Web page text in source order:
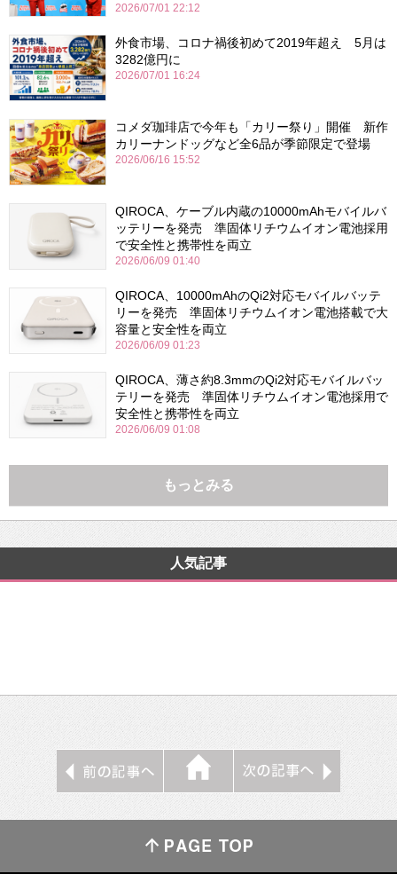
2026/07/01 22:12
外食市場、コロナ禍後初めて2019年超え 5月は
3282億円に
2026/07/01 16:24
コメダ珈琲店で今年も「カリー祭り」開催 新作
カリーナンドッグなど全6品が季節限定で登場
2026/06/16 15:52
QIROCA、ケーブル内蔵の10000mAhモバイルバ
ッテリーを発売 準固体リチウムイオン電池採用
で安全性と携帯性を両立
2026/06/09 01:40
QIROCA、10000mAhのQi2対応モバイルバッテ
リーを発売 準固体リチウムイオン電池搭載で大
容量と安全性を両立
2026/06/09 01:23
QIROCA、薄さ約8.3mmのQi2対応モバイルバッ
テリーを発売 準固体リチウムイオン電池採用で
安全性と携帯性を両立
2026/06/09 01:08
もっとみる
人気記事